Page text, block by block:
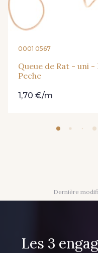
238 - Gris foncé
363 - Moka
272 - Porcelaine
0001 0567
Queue de Rat - uni -
Peche
1,70 €/m
Dernière
Les 3